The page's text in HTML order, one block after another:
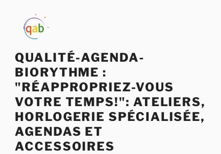
QUALITÉ-AGENDA-
BIORYTHME :
"RÉAPPROPRIEZ-VOUS
VOTRE TEMPS!": ATELIERS,
HORLOGERIE SPÉCIALISÉE,
AGENDAS ET
ACCESSOIRES